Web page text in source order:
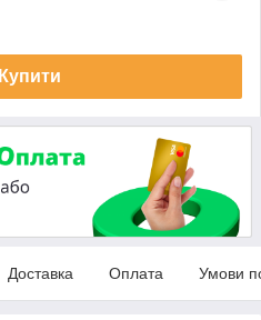
Купити
Доставка Оплата Умови